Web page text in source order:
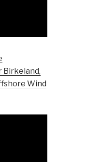
Birkeland,
Wind